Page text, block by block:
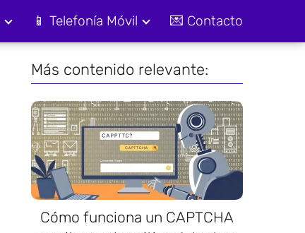
📱 Telefonía Móvil 💌 Contacto
Más contenido relevante:
Cómo funciona un CAPTCHA